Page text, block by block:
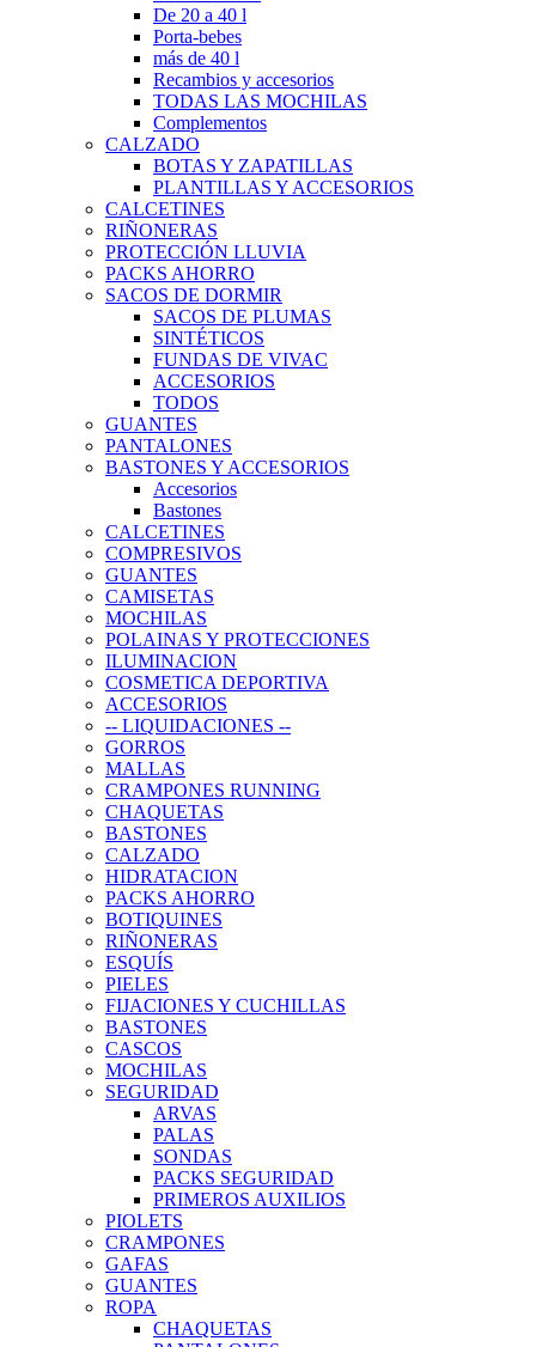
De 20 a 40 l
Porta-bebes
más de 40 l
Recambios y accesorios
TODAS LAS MOCHILAS
Complementos
CALZADO
BOTAS Y ZAPATILLAS
PLANTILLAS Y ACCESORIOS
CALCETINES
RIÑONERAS
PROTECCIÓN LLUVIA
PACKS AHORRO
SACOS DE DORMIR
SACOS DE PLUMAS
SINTÉTICOS
FUNDAS DE VIVAC
ACCESORIOS
TODOS
GUANTES
PANTALONES
BASTONES Y ACCESORIOS
Accesorios
Bastones
CALCETINES
COMPRESIVOS
GUANTES
CAMISETAS
MOCHILAS
POLAINAS Y PROTECCIONES
ILUMINACION
COSMETICA DEPORTIVA
ACCESORIOS
-- LIQUIDACIONES --
GORROS
MALLAS
CRAMPONES RUNNING
CHAQUETAS
BASTONES
CALZADO
HIDRATACION
PACKS AHORRO
BOTIQUINES
RIÑONERAS
ESQUÍS
PIELES
FIJACIONES Y CUCHILLAS
BASTONES
CASCOS
MOCHILAS
SEGURIDAD
ARVAS
PALAS
SONDAS
PACKS SEGURIDAD
PRIMEROS AUXILIOS
PIOLETS
CRAMPONES
GAFAS
GUANTES
ROPA
CHAQUETAS